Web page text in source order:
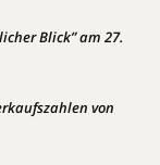
Blick” am 27.
von